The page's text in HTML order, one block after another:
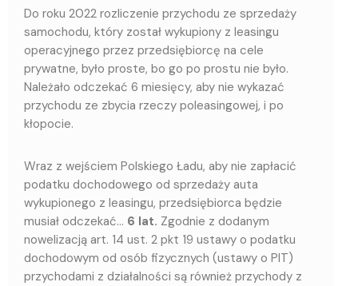
Do roku 2022 rozliczenie przychodu ze sprzedaży
samochodu, który został wykupiony z leasingu
operacyjnego przez przedsiębiorcę na cele
prywatne, było proste, bo go po prostu nie było.
Należało odczekać 6 miesięcy, aby nie wykazać
przychodu ze zbycia rzeczy poleasingowej, i po
kłopocie.
Wraz z wejściem Polskiego Ładu, aby nie zapłacić
podatku dochodowego od sprzedaży auta
wykupionego z leasingu, przedsiębiorca będzie
musiał odczekać… 6 lat. Zgodnie z dodanym
nowelizacją art. 14 ust. 2 pkt 19 ustawy o podatku
dochodowym od osób fizycznych (ustawy o PIT)
przychodami z działalności są również przychody z